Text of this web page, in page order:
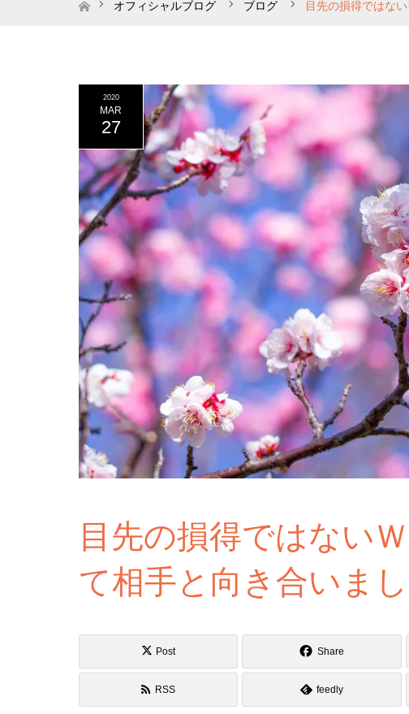
ホームオフィシャルブログ ブログ 目先の損得ではな
2020
MAR
27
目先の損得ではない
て相手と向き合いまし
Post Share
RSS feedly